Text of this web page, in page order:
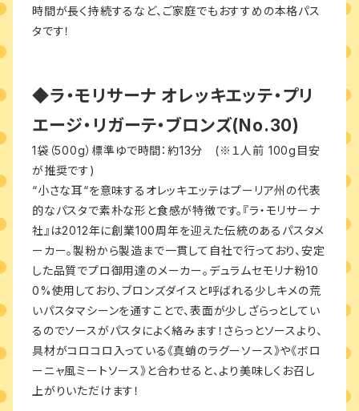
時間が長く持続するなど、ご家庭でもおすすめの本格パス
タです！
◆ラ・モリサーナ オレッキエッテ・プリ
エージ・リガーテ・ブロンズ(No.30)
1袋（500g）標準ゆで時間：約13分 (※１人前 100g目安
が推奨です)
“小さな耳“を意味するオレッキエッテはプーリア州の代表
的なパスタで素朴な形と食感が特徴です。『ラ・モリサーナ
社』は2012年に創業100周年を迎えた伝統のあるパスタメ
ーカー。製粉から製造まで一貫して自社で行っており、安定
した品質でプロ御用達のメーカー。デュラムセモリナ粉10
0%使用しており、ブロンズダイスと呼ばれる少しキメの荒
いパスタマシーンを通すことで、表面が少しざらっとしてい
るのでソースがパスタによく絡みます！さらっとソースより、
具材がコロコロ入っている《真蛸のラグーソース》や《ボロ
ーニャ風ミートソース》と合わせると、より美味しくお召し
上がりいただけます！